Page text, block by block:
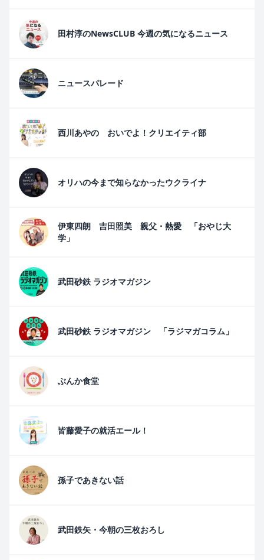
田村淳のNewsCLUB 今週の気になるニュース
ニュースパレード
西川あやの おいでよ！クリエイティ部
オリハの今まで知らなかったウクライナ
伊東四朗 吉田照美 親父・熱愛 「おやじ大
学」
武田砂鉄 ラジオマガジン
武田砂鉄 ラジオマガジン 「ラジマガコラム」
ぶんか食堂
皆藤愛子の就活エール！
孫子であきない話
武田鉄矢・今朝の三枚おろし